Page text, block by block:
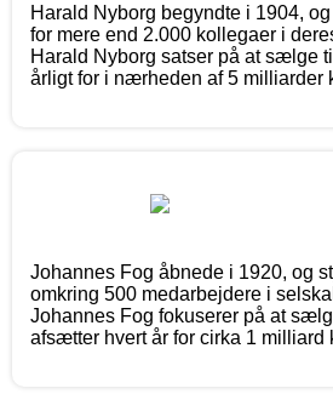
Harald Nyborg begyndte i 1904,
for mere end 2.000 kollegaer i
Harald Nyborg satser på at sælge
årligt for i nærheden af 5 milliarder
Johannes Fog åbnede i 1920, og
omkring 500 medarbejdere i
Johannes Fog fokuserer på at
afsætter hvert år for cirka 1 milliard